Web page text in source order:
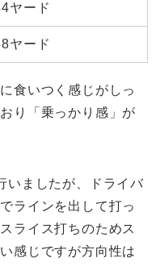
ヤード
ヤード
食いつく感じがしっ
り「乗っかり感」が
いましたが、ドライバ
ラインを出して打っ
ライス打ちのためス
感じですが方向性は